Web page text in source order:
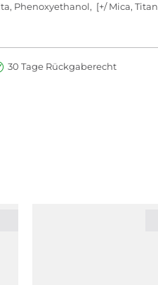
Phenoxyethanol, [+/ Mica,
30 Tage Rückgaberecht